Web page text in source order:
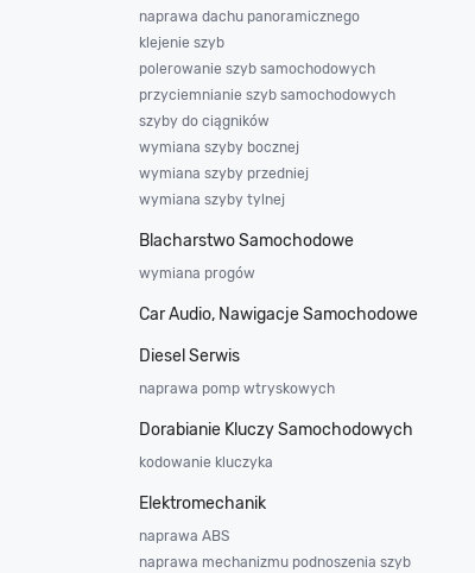
naprawa dachu panoramicznego
klejenie szyb
polerowanie szyb samochodowych
przyciemnianie szyb samochodowych
szyby do ciągników
wymiana szyby bocznej
wymiana szyby przedniej
wymiana szyby tylnej
Blacharstwo Samochodowe
wymiana progów
Car Audio, Nawigacje Samochodowe
Diesel Serwis
naprawa pomp wtryskowych
Dorabianie Kluczy Samochodowych
kodowanie kluczyka
Elektromechanik
naprawa ABS
naprawa mechanizmu podnoszenia szyb